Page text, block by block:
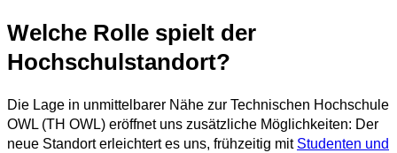
Welche Rolle spielt der
Hochschulstandort?
Die Lage in unmittelbarer Nähe zur Technischen Hochschule
OWL (TH OWL) eröffnet uns zusätzliche Möglichkeiten: Der
neue Standort erleichtert es uns, frühzeitig mit Studenten und